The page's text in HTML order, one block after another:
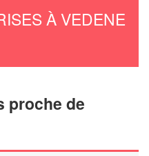
À VEDENE
proche de